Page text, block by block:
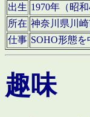
出生 1970年（昭和
所在 神奈川県川
仕事 SOHO形態
趣味